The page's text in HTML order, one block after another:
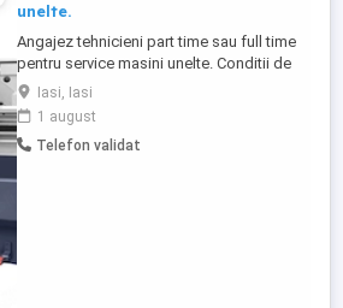
unelte.
Angajez tehnicieni part time sau full time
pentru service masini unelte. Conditii de
angajare, studii medii sau superioare cu
cunostinte probate in domeniul service
masini unelte pentru prelucrarea metalelor
si a lemnului cu domiciliul in judetul IASI
Iasi, Iasi
1 august
Telefon validat